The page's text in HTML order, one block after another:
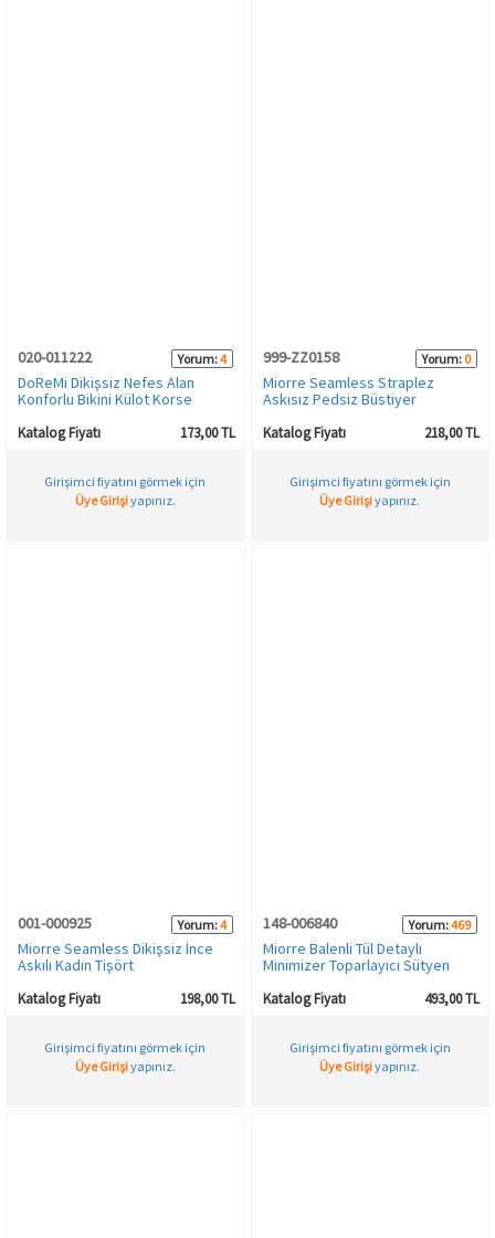
020-011222 Yorum:4
DoReMi Dikişsiz Nefes Alan
Konforlu Bikini Külot Korse
Katalog Fiyatı 173,00 TL
Girişimci fiyatını görmek için
Üye Girişiyapınız.
999-ZZ0158 Yorum: 0
Miorre Seamless Straplez
Askısız Pedsiz Büstiyer
Katalog Fiyatı 218,00 TL
Girişimci fiyatını görmek için
Üye Girişiyapınız.
001-000925 Yorum:4
Miorre Seamless Dikişsiz İnce
Askılı Kadın Tişört
Katalog Fiyatı 198,00 TL
Girişimci fiyatını görmek için
Üye Girişiyapınız.
148-006840 Yorum:469
Miorre Balenli Tül Detaylı
Minimizer Toparlayıcı Sütyen
Katalog Fiyatı 493,00 TL
Girişimci fiyatını görmek için
Üye Girişiyapınız.